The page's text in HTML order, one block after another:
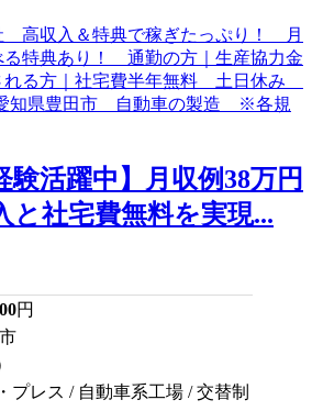
験活躍中】月収例38万円
と社宅費無料を実現...
円
プレス / 自動車系工場 / 交替制